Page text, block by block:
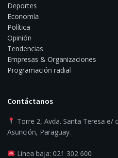
Deportes
Economía
Política
Opinión
Tendencias
Empresas & Organizaciones
Programación radial
Contáctanos
Torre 2, Avda. Santa Teresa e/
Asunción, Paraguay.
Línea baja: 021 302 600